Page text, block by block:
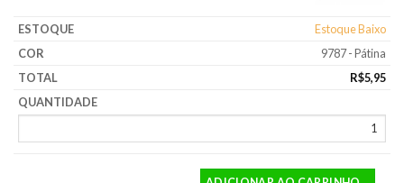
Estoque Baixo
9787 - Pátina
R$5,95